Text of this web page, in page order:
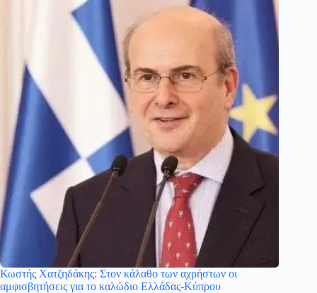
Κωστής Χατζηδάκης: Στον κάλαθο των αχρήστων οι
αμφισβητήσεις για το καλώδιο Ελλάδας-Κύπρου